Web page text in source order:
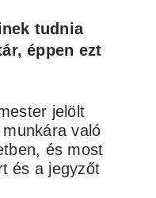
tudnia
éppen ezt
jelölt
való
és most
és a jegyzőt